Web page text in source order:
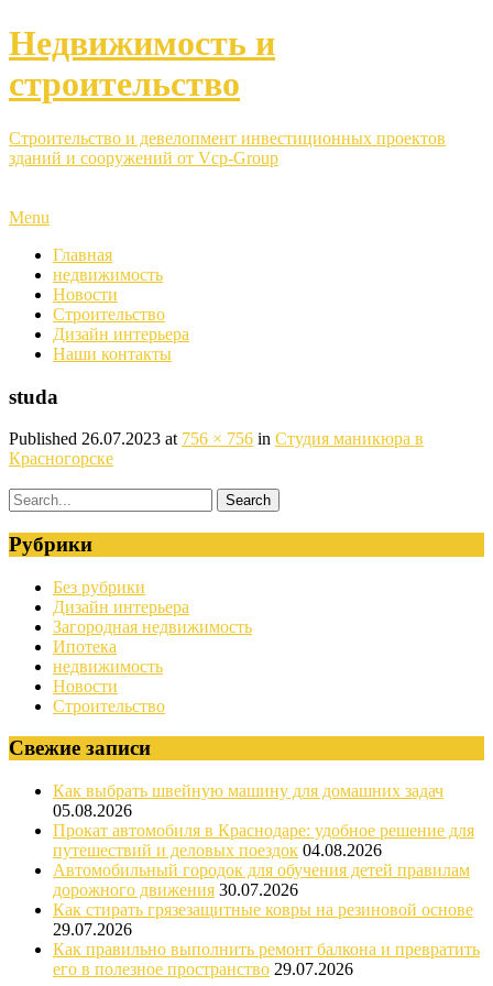
Недвижимость и
строительство
Строительство и девелопмент инвестиционных проектов
зданий и сооружений от Vcp-Group
Menu
Главная
недвижимость
Новости
Строительство
Дизайн интерьера
Наши контакты
studa
Published 26.07.2023 at 756 × 756 in Студия маникюра в
Красногорске
Рубрики
Без рубрики
Дизайн интерьера
Загородная недвижимость
Ипотека
недвижимость
Новости
Строительство
Свежие записи
Как выбрать швейную машину для домашних задач
05.08.2026
Прокат автомобиля в Краснодаре: удобное решение для
путешествий и деловых поездок 04.08.2026
Автомобильный городок для обучения детей правилам
дорожного движения 30.07.2026
Как стирать грязезащитные ковры на резиновой основе
29.07.2026
Как правильно выполнить ремонт балкона и превратить
его в полезное пространство 29.07.2026